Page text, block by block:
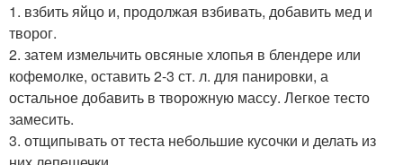
1. взбить яйцо и, продолжая взбивать, добавить мед и
творог.
2. затем измельчить овсяные хлопья в блендере или
кофемолке, оставить 2-3 ст. л. для панировки, а
остальное добавить в творожную массу. Легкое тесто
замесить.
3. отщипывать от теста небольшие кусочки и делать из